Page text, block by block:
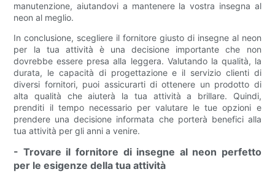
manutenzione, aiutandovi a mantenere la vostra insegna al
neon al meglio.
In conclusione, scegliere il fornitore giusto di insegne al neon
per la tua attività è una decisione importante che non
dovrebbe essere presa alla leggera. Valutando la qualità, la
durata, le capacità di progettazione e il servizio clienti di
diversi fornitori, puoi assicurarti di ottenere un prodotto di
alta qualità che aiuterà la tua attività a brillare. Quindi,
prenditi il ​​tempo necessario per valutare le tue opzioni e
prendere una decisione informata che porterà benefici alla
tua attività per gli anni a venire.
- Trovare il fornitore di insegne al neon perfetto
per le esigenze della tua attività